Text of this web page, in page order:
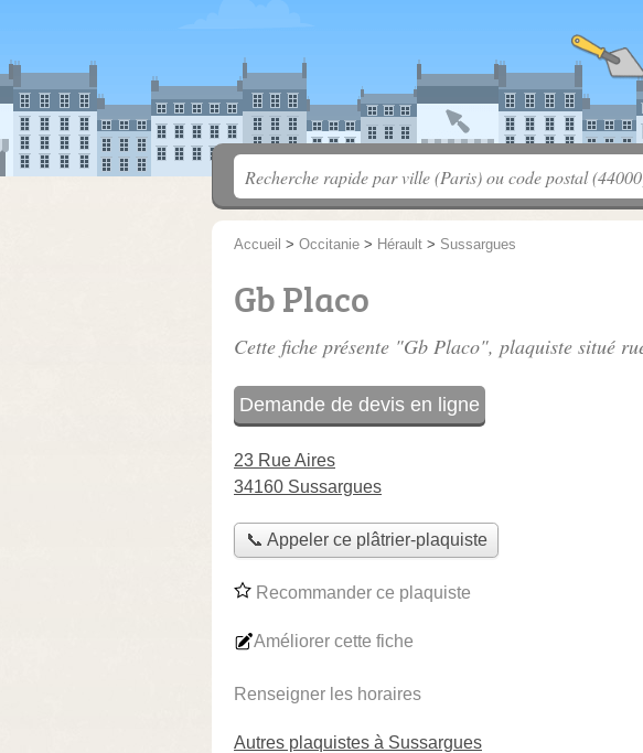
Accueil > Occitanie > Hérault > Sussargues
Gb Placo
Cette fiche présente "Gb Placo", plaquiste situé
Demande de devis en ligne
23 Rue Aires
34160 Sussargues
📞 Appeler ce plâtrier-plaquiste
Recommander ce plaquiste
Améliorer cette fiche
Renseigner les horaires
Autres plaquistes à Sussargues